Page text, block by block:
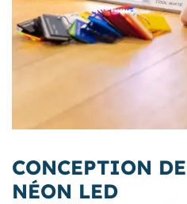
CONCEPTION
NÉON LED